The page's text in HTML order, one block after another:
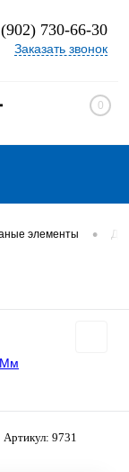
730-66-30
Заказать звонок
0
элементы •
Артикул: 9731